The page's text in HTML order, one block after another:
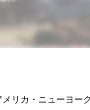
リカ・ニューヨー